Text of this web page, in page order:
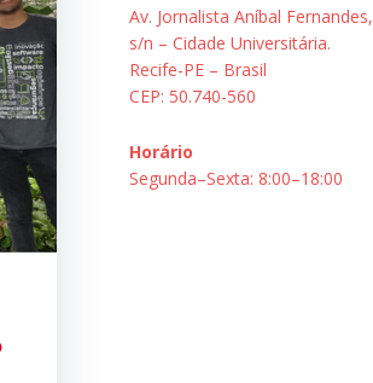
Av. Jornalista Aníbal Fernandes,
s/n – Cidade Universitária.
Recife-PE – Brasil
CEP: 50.740-560
Horário
Segunda–Sexta: 8:00–18:00